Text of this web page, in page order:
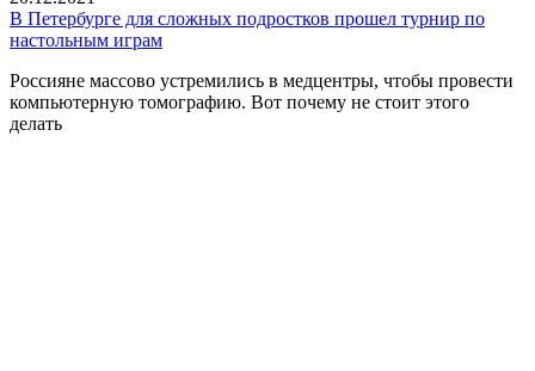
В Петербурге для сложных подростков прошел турнир по
настольным играм
Россияне массово устремились в медцентры, чтобы провести
компьютерную томографию. Вот почему не стоит этого
делать